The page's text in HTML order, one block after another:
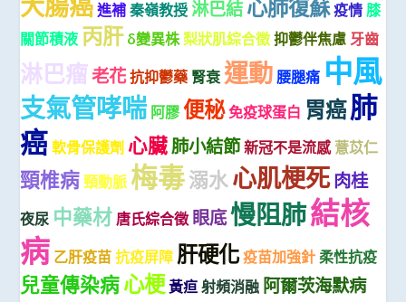
進補 秦嶺教授 淋巴結心肺復蘇疫情 膝
關節積液 丙肝 δ變異株梨狀肌綜合徵 抑鬱伴焦慮 牙齒
淋巴瘤老花抗抑鬱藥 腎衰 運動 腰腿痛 中風
支氣管哮喘 阿膠 便秘免疫球蛋白 胃癌肺
癌 軟骨保護劑 心臟肺小結節新冠不是流感 薏苡仁
頸椎病 頸動脈 梅毒溺水心肌梗死肉桂
夜尿 中藥材 唐氏綜合徵 眼底慢阻肺結核
病 乙肝疫苗 抗疫屏障 肝硬化疫苗加強針 柔性抗疫
兒童傳染病心梗黃疸 射頻消融 阿爾茨海默病